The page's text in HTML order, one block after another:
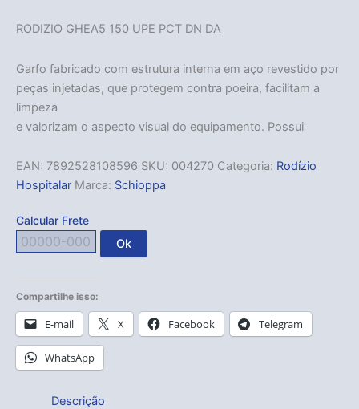
RODIZIO GHEA5 150 UPE PCT DN DA
Garfo fabricado com estrutura interna em aço revestido por
peças injetadas, que protegem contra poeira, facilitam a
limpeza
e valorizam o aspecto visual do equipamento. Possui
EAN: 7892528108596 SKU: 004270 Categoria: Rodízio
Hospitalar Marca: Schioppa
Calcular Frete
Ok
Compartilhe isso:
E-mail X Facebook Telegram
WhatsApp
Descrição